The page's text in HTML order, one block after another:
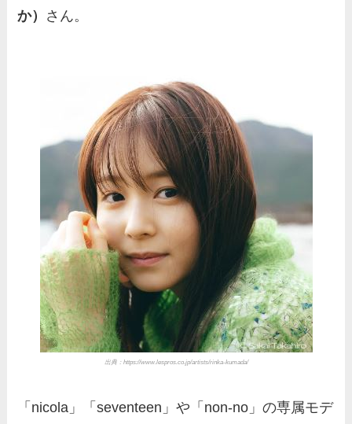
か） さん。
出典：https://www.lespros.co.jp/artists/rinka-kumada/
「nicola」「seventeen」や「non-no」の専属モデ